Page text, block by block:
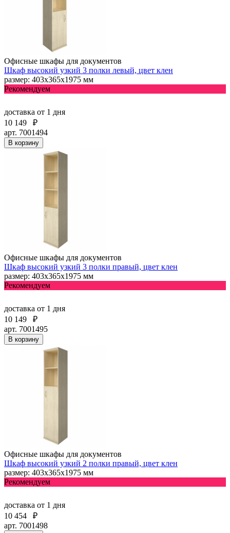
Офисные шкафы для документов
Шкаф высокий узкий 3 полки левый, цвет клен
размер: 403х365х1975 мм
Рекомендуем
доставка от 1 дня
10 149
₽
арт. 7001494
В корзину
Офисные шкафы для документов
Шкаф высокий узкий 3 полки правый, цвет клен
размер: 403х365х1975 мм
Рекомендуем
доставка от 1 дня
10 149
₽
арт. 7001495
В корзину
Офисные шкафы для документов
Шкаф высокий узкий 2 полки правый, цвет клен
размер: 403х365х1975 мм
Рекомендуем
доставка от 1 дня
10 454
₽
арт. 7001498